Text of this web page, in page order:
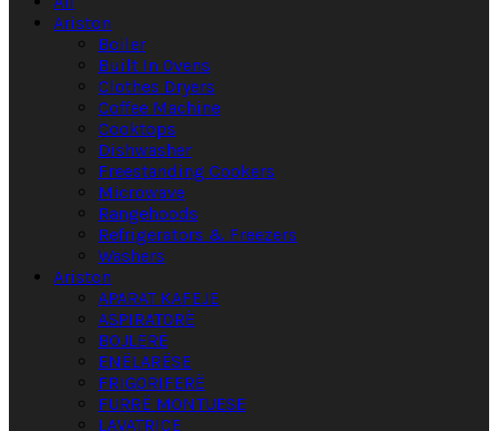
Ariston
Boiler
Built In Ovens
Clothes Dryers
Coffee Machine
Cooktops
Dishwasher
Freestanding Cookers
Microwave
Rangehoods
Refrigerators & Freezers
Washers
Ariston
APARAT KAFEJE
ASPIRATORË
BOJLERË
ENËLARËSE
FRIGORIFERË
FURRË MONTUESE
LAVATRIÇE